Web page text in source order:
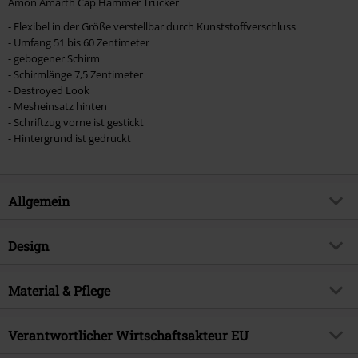
- Flexibel in der Größe verstellbar durch Kunststoffverschluss
- Umfang 51 bis 60 Zentimeter
- gebogener Schirm
- Schirmlänge 7,5 Zentimeter
- Destroyed Look
- Mesheinsatz hinten
- Schriftzug vorne ist gestickt
- Hintergrund ist gedruckt
Allgemein
Artikelnummer:
Musikgenre
Produktthema
Band-Merch, Bands, Geschenke
Design
Produkt-Typ
Farbe
grau
Material & Pflege
Obermaterial 50% Baumwolle, 50% Polyester
Verantwortlicher Wirtschaftsakteur EU